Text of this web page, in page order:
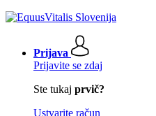
Prijava
Prijavite se zdaj
Ste tukaj prvič?
Ustvarite račun